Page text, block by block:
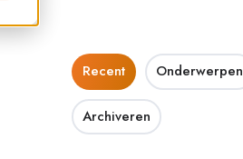
Recent Onderwerpen
Archiveren